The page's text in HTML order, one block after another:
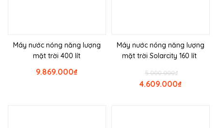
Máy nước nóng năng lượng
mặt trời 400 lít
₫
9.869.000
Máy nước nóng năng lượng
mặt trời Solarcity 160 lít
₫
5.000.000
₫
4.609.000